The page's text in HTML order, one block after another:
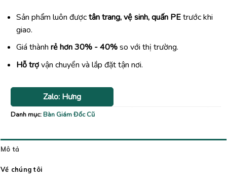
Sản phẩm luôn đượctân trang, vệ sinh, quấn PEtrước khi
giao.
Giá thành rẻ hơn 30% - 40%so với thị trường.
Hỗ trợvận chuyển và lắp đặt tận nơi.
Zalo: Hưng
Danh mục:Bàn Giám Đốc Cũ
Mô tả
Về chúng tôi